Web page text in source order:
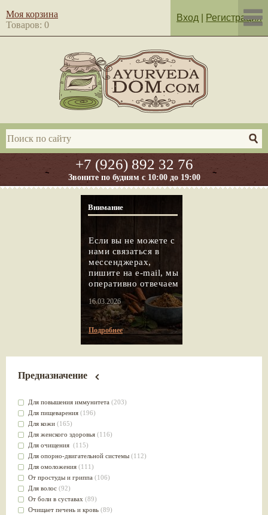
+7 (926) 892 32 76
Звоните по будням с 10:00 до 19:00
Моя корзина
Товаров: 0
Вход Регистрация
Внимание
Если вы не можете с
нами связаться в
мессенджерах,
пишите на e-mail, мы
оперативно отвечаем
16.03.2026
Подробнее
Предназначение
Для повышения иммунитета (203)
Для пищеварения (196)
Для кожи (165)
Для женского здоровья (116)
Для очищения (115)
Для опорно-двигательной системы (112)
Для омоложения (111)
От простуды и гриппа (106)
Для волос (92)
От боли в суставах (89)
Очищает печень и кровь (89)